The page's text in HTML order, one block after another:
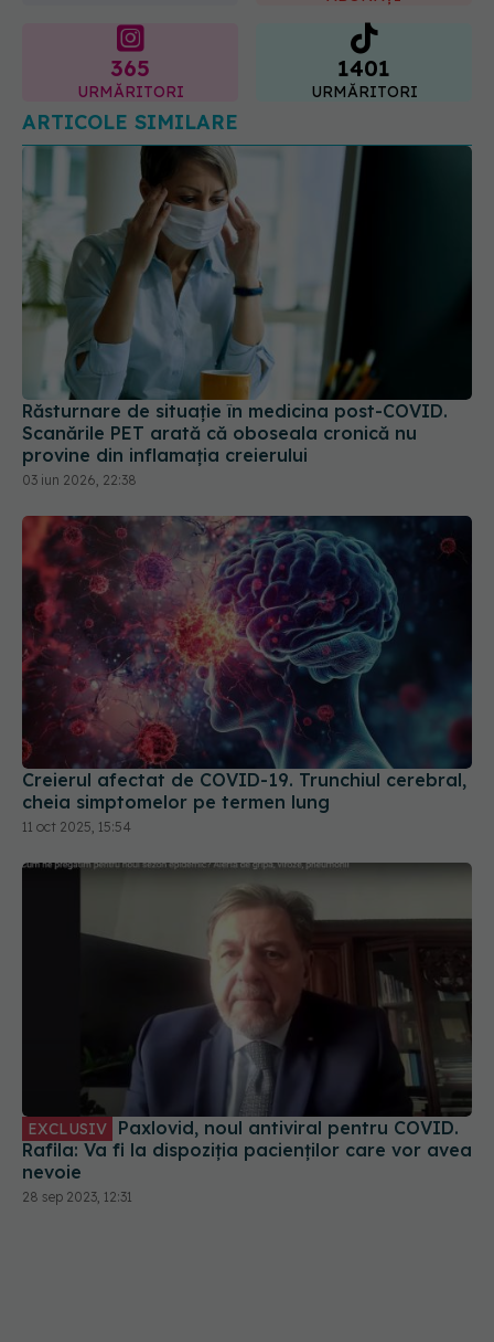
365
URMĂRITORI
1401
URMĂRITORI
ARTICOLE SIMILARE
Răsturnare de situație în medicina post-COVID.
Scanările PET arată că oboseala cronică nu
provine din inflamația creierului
03 iun 2026, 22:38
Creierul afectat de COVID-19. Trunchiul cerebral,
cheia simptomelor pe termen lung
11 oct 2025, 15:54
Rafila: Va fi la dispoziția pacienților care vor avea
nevoie
28 sep 2023, 12:31